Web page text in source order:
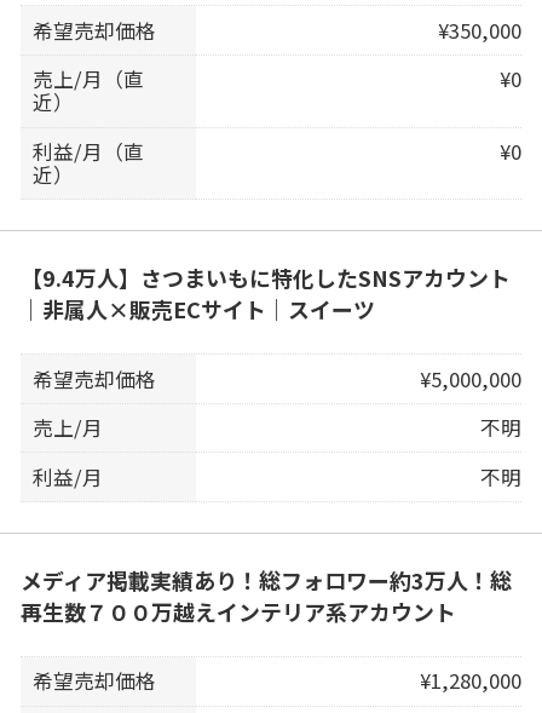
希望売却価格
¥350,000
売上/月（直
近）
¥0
利益/月（直
近）
¥0
【9.4万人】さつまいもに特化したSNSアカウント
｜非属人×販売ECサイト｜スイーツ
希望売却価格
¥5,000,000
売上/月
不明
利益/月
不明
メディア掲載実績あり！総フォロワー約3万人！総
再生数７００万越えインテリア系アカウント
希望売却価格
¥1,280,000